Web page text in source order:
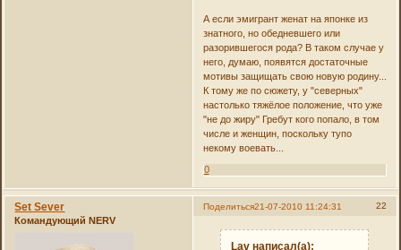
А если эмигрант женат на японке из
знатного, но обедневшего или
разорившегося рода? В таком случае у
него, думаю, появятся достаточные
мотивы защищать свою новую родину...
К тому же по сюжету, у "северных"
настолько тяжёлое положение, что уже
"не до жиру" Гребут кого попало, в том
числе и женщин, поскольку тупо
некому воевать...
0
Поделиться 22
21-07-2010 11:24:31
Set Sever
Командующий NERV
Lav написал(а):